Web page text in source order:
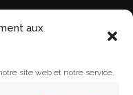
aux
site web et notre service.